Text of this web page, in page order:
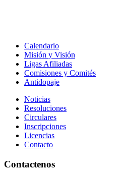
Calendario
Misión y Visión
Ligas Afiliadas
Comisiones y Comités
Antidopaje
Noticias
Resoluciones
Circulares
Inscripciones
Licencias
Contacto
Contactenos